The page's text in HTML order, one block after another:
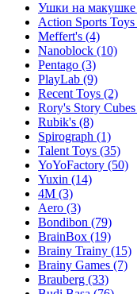
Ушки на макушке
Action Sports Toys
Meffert's (4)
Nanoblock (10)
Pentago (3)
PlayLab (9)
Recent Toys (2)
Rory's Story Cubes
Rubik's (8)
Spirograph (1)
Talent Toys (35)
YoYoFactory (50)
Yuxin (14)
4M (3)
Aero (3)
Bondibon (79)
BrainBox (19)
Brainy Trainy (15)
Brainy Games (7)
Brauberg (33)